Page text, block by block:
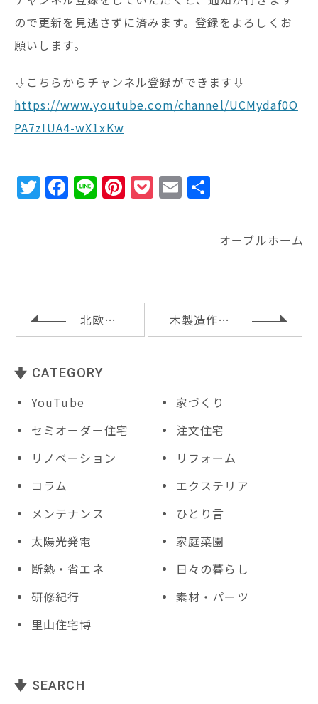
ので更新を見逃さずに済みます。登録をよろしくお
願いします。
⇩こちらからチャンネル登録ができます⇩
https://www.youtube.com/channel/UCMydaf0O
PA7zIUA4-wX1xKw
T F
o
o
k
Li Pi
st
P
t
E
オーブルホーム
北欧のあかり展とVISON 木製造作２列型キッチンと紙クロス塗装
CATEGORY
YouTube
家づくり
セミオーダー住宅
注文住宅
リノベーション
リフォーム
コラム
エクステリア
メンテナンス
ひとり言
太陽光発電
家庭菜園
断熱・省エネ
日々の暮らし
研修紀行
素材・パーツ
里山住宅博
SEARCH